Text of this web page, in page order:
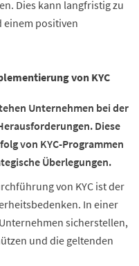
Dies kann langfristig zu
einem positiven
von KYC
Unternehmen bei der
Diese
von KYC-Programmen
Überlegungen.
von KYC ist der
In einer
sicherstellen,
und die geltenden